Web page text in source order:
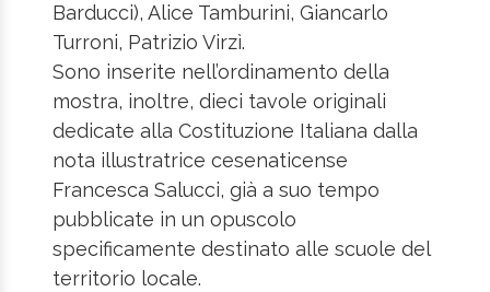
Barducci), Alice Tamburini, Giancarlo
Turroni, Patrizio Virzì.
Sono inserite nell’ordinamento della
mostra, inoltre, dieci tavole originali
dedicate alla Costituzione Italiana dalla
nota illustratrice cesenaticense
Francesca Salucci, già a suo tempo
pubblicate in un opuscolo
specificamente destinato alle scuole del
territorio locale.